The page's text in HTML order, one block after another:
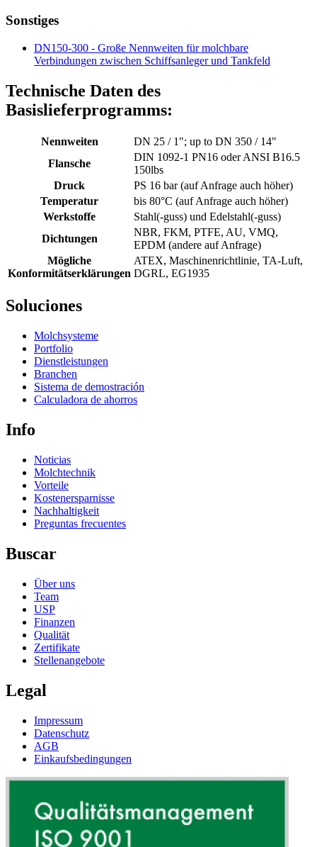
Sonstiges
DN150-300 - Große Nennweiten für molchbare
Verbindungen zwischen Schiffsanleger und Tankfeld
Technische Daten des
Basislieferprogramms:
Nennweiten
DN 25 / 1"; up to DN 350 / 14"
Flansche
DIN 1092-1 PN16 oder ANSI B16.5
150lbs
Druck
PS 16 bar (auf Anfrage auch höher)
Temperatur
bis 80°C (auf Anfrage auch höher)
Werkstoffe
Stahl(-guss) und Edelstahl(-guss)
Dichtungen
NBR, FKM, PTFE, AU, VMQ,
EPDM (andere auf Anfrage)
Mögliche
Konformitätserklärungen
ATEX, Maschinenrichtlinie, TA-Luft,
DGRL, EG1935
Soluciones
Molchsysteme
Portfolio
Dienstleistungen
Branchen
Sistema de demostración
Calculadora de ahorros
Info
Noticias
Molchtechnik
Vorteile
Kostenersparnisse
Nachhaltigkeit
Preguntas frecuentes
Buscar
Über uns
Team
USP
Finanzen
Qualität
Zertifikate
Stellenangebote
Legal
Impressum
Datenschutz
AGB
Einkaufsbedingungen